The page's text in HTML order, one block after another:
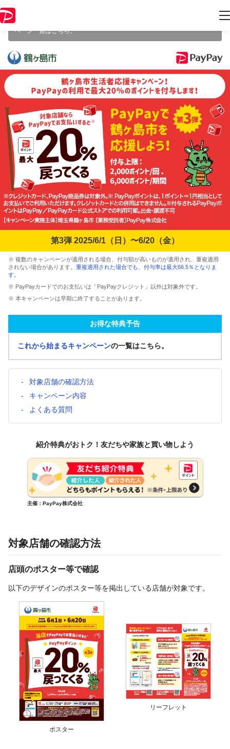
ジ内の情報はキャンペーン終了時点のものになります。
ペーン一覧はこちら。
第3弾 2025/6/1（日）〜6/20（金）
※ 複数のキャンペーンが適用される場合、付与額が高いものが適用され、重複適用
されない場合があります。 重複適用された場合でも、付与率は最大66.5％となりま
す。
※ PayPayカードでのお支払いは「PayPayクレジット」以外は対象外です。
※ 本キャンペーンは早期に終了することがあります。
お得な特典予告
これから始まるキャンペーンの一覧はこちら。
対象店舗の確認方法
キャンペーン内容
よくある質問
紹介特典がおトク！友だちや家族と買い物しよう
主催：PayPay株式会社
対象店舗の確認方法
店頭のポスター等で確認
以下のデザインのポスター等を掲出している店舗が対象です。
ポスター
リーフレット